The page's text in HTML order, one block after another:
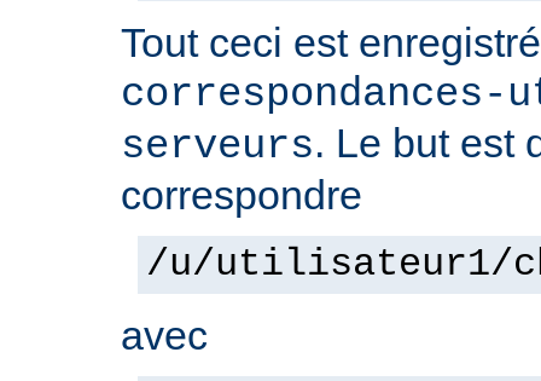
Tout ceci est
serveurs. Le but est
correspondre
/u/utilisateur1/
avec